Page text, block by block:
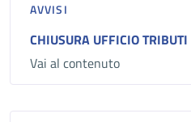
AVVISI
CHIUSURA UFFICIO TRIBUTI
Vai al contenuto